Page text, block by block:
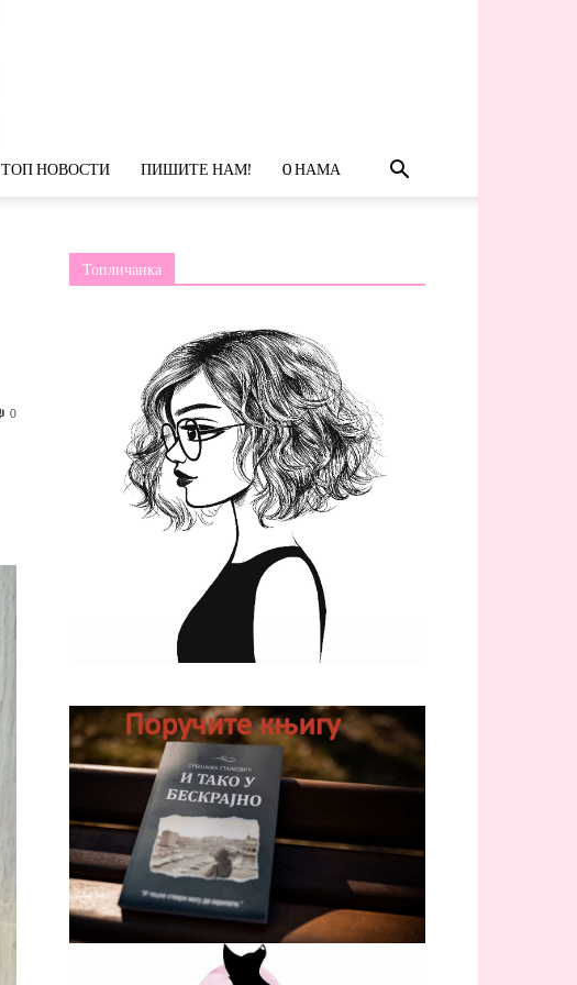
ТОП НОВОСТИ ПИШИТЕ НАМ! O НАМА
0
Топличанка